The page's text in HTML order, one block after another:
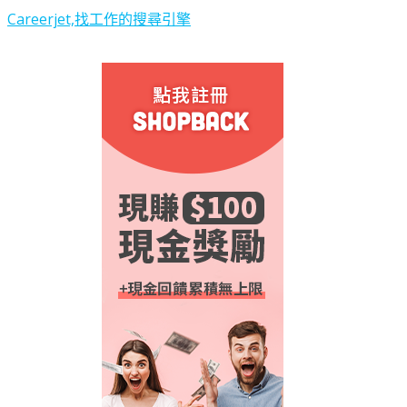
Careerjet,找工作的搜尋引擎